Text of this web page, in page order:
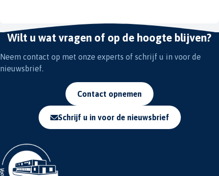
Wilt u wat vragen of op de hoogte blijven?
Neem contact op met onze experts of schrijf u in voor de
nieuwsbrief.
Contact opnemen
Schrijf u in voor de nieuwsbrief